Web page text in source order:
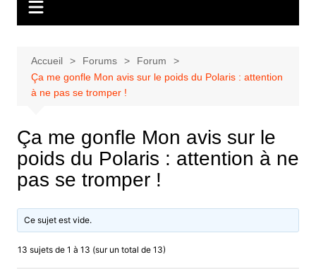
Accueil Forums
Forum
Ça me gonfle Mon avis sur le poids du Polaris : attention
à ne pas se tromper !
Ça me gonfle Mon avis sur le
poids du Polaris : attention à ne
pas se tromper !
Ce sujet est vide.
13 sujets de 1 à 13 (sur un total de 13)